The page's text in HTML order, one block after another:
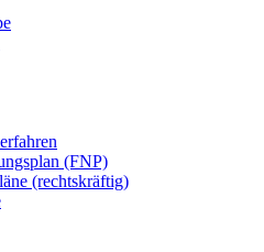
(FNP)
(rechtskräftig)